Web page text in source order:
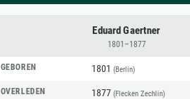
Eduard Gaertner
1801–1877
GEBOREN 1801 (Berlin)
OVERLEDEN 1877 (Flecken Zechlin)